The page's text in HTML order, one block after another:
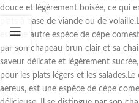
douce et légèrement boisée, ce qui
plats à base de viande ou de
est une autre espèce de cèpe
par son chapeau brun clair et sa
saveur délicate et légèrement
pour les plats légers et les
aereus, est une espèce de cèpe